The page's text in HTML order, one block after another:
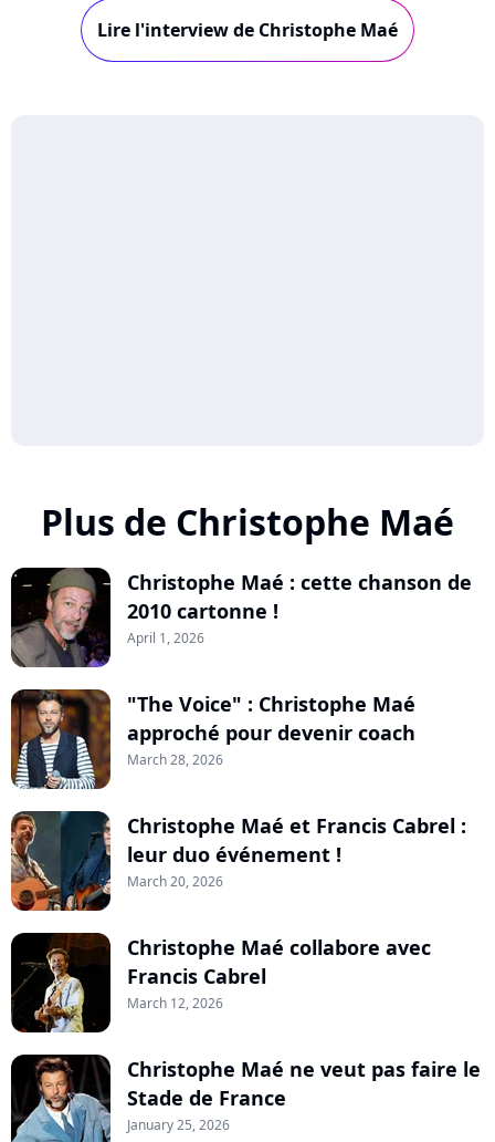
coup de tête a donné l'impulsion de ce projet
porté par des valeurs "essentielles" comme la
Lire l'interview de Christophe Maé
Plus de Christophe Maé
Christophe Maé : cette chanson de
2010 cartonne !
April 1, 2026
"The Voice" : Christophe Maé
approché pour devenir coach
March 28, 2026
Christophe Maé et Francis Cabrel :
leur duo événement !
March 20, 2026
Christophe Maé collabore avec
Francis Cabrel
March 12, 2026
Christophe Maé ne veut pas faire le
Stade de France
January 25, 2026